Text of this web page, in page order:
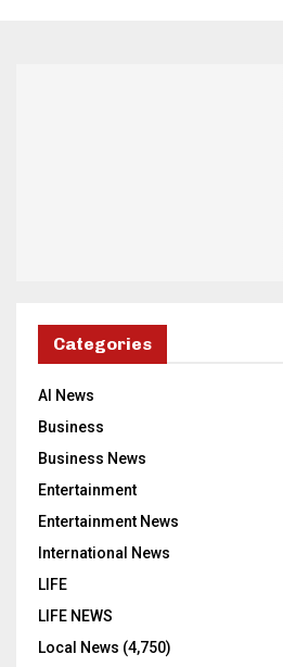
Categories
AI News
Business
Business News
Entertainment
Entertainment News
International News
LIFE
LIFE NEWS
Local News (4,750)